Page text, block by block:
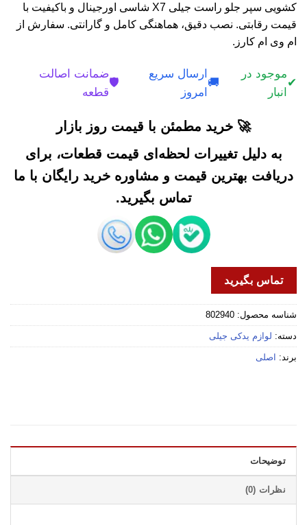
کشویی سپر جلو راست جیلی X7 شاسی اورجینال و باکیفیت با
قیمت رقابتی. نصب دقیق، هماهنگی کامل و گارانتی. سفارش از
ام وی ام کارز.
✔
موجود در
انبار
🚚
ارسال سریع
امروز
🛡️
ضمانت اصالت
قطعه
🚀 خرید مطمئن با قیمت روز بازار
به دلیل تغییرات لحظه‌ای قیمت قطعات، برای
دریافت بهترین قیمت و مشاوره خرید رایگان با ما
تماس بگیرید.
تماس بگیرید
شناسه محصول: 802940
دسته: لوازم یدکی جیلی
برند: اصلی
توضیحات
نظرات (0)